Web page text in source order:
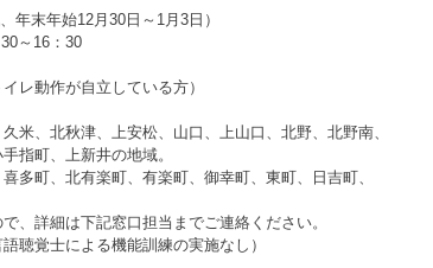
年末年始12月30日～1月3日）
～16：30
レ動作が自立している方）
米、北秋津、上安松、山口、上山口、北野、北野南、
指町、上新井の地域。
多町、北有楽町、有楽町、御幸町、東町、日吉町、
、詳細は下記窓口担当までご連絡ください。
聴覚士による機能訓練の実施なし）